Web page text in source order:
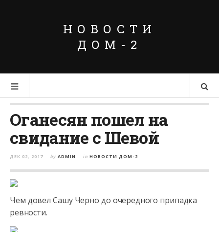
НОВОСТИ
ДОМ-2
Оганесян пошел на
свидание с Шевой
ДЕК 02, 2017 by ADMIN in НОВОСТИ ДОМ-2
Чем довел Сашу Черно до очередного припадка
ревности.